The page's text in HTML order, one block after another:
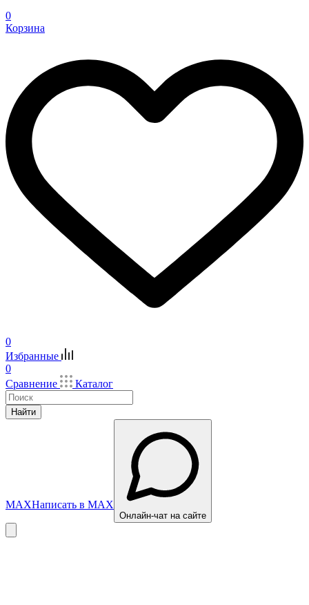
0
Корзина
0
Избранные
0
Сравнение
Каталог
Найти
MAXНаписать в MAX
Онлайн-чат на сайте